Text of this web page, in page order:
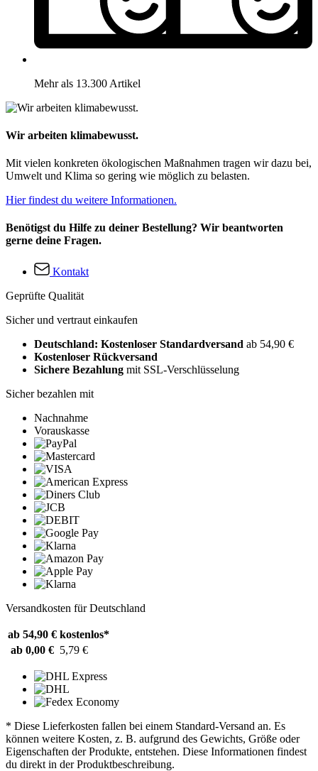
Mehr als 13.300 Artikel
Wir arbeiten klimabewusst.
Mit vielen konkreten ökologischen Maßnahmen tragen wir dazu bei,
Umwelt und Klima so gering wie möglich zu belasten.
Hier findest du weitere Informationen.
Benötigst du Hilfe zu deiner Bestellung? Wir beantworten
gerne deine Fragen.
Kontakt
Geprüfte Qualität
Sicher und vertraut einkaufen
Deutschland: Kostenloser Standardversand ab 54,90 €
Kostenloser Rückversand
Sichere Bezahlung mit SSL-Verschlüsselung
Sicher bezahlen mit
Nachnahme
Vorauskasse
Versandkosten für Deutschland
ab 54,90 € kostenlos*
ab 0,00 € 5,79 €
* Diese Lieferkosten fallen bei einem Standard-Versand an. Es
können weitere Kosten, z. B. aufgrund des Gewichts, Größe oder
Eigenschaften der Produkte, entstehen. Diese Informationen findest
du direkt in der Produktbeschreibung.